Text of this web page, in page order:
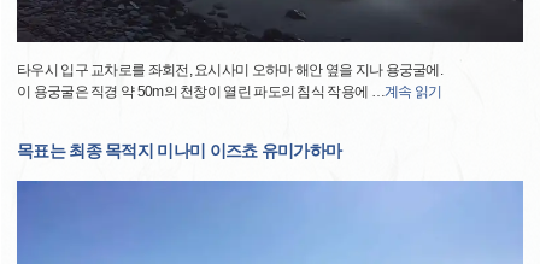
타우시 입구 교차로를 좌회전, 요시사미 오하마 해안 옆을 지나 용궁굴에.
이 용궁굴은 직경 약 50m의 천창이 열린 파도의 침식 작용에 …계속 읽기
목표는 최종 목적지 미나미 이즈쵸 유미가하마